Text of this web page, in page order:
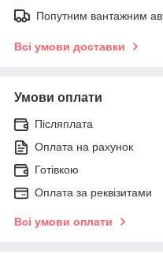
Попутним вантажним
Всі умови доставки
Умови оплати
Післяплата
Оплата на рахунок
Готівкою
Оплата за реквізитами
Всі умови оплати